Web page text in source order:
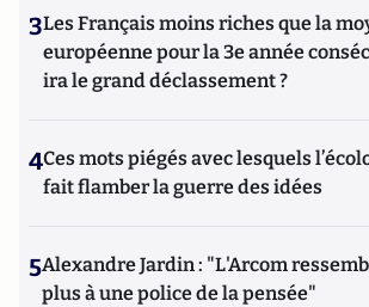
3Les Français moins riches que la
européenne pour la 3e année
ira le grand déclassement ?
4Ces mots piégés avec lesquels
fait flamber la guerre des idées
5Alexandre Jardin : "L'Arcom
plus à une police de la pensée"